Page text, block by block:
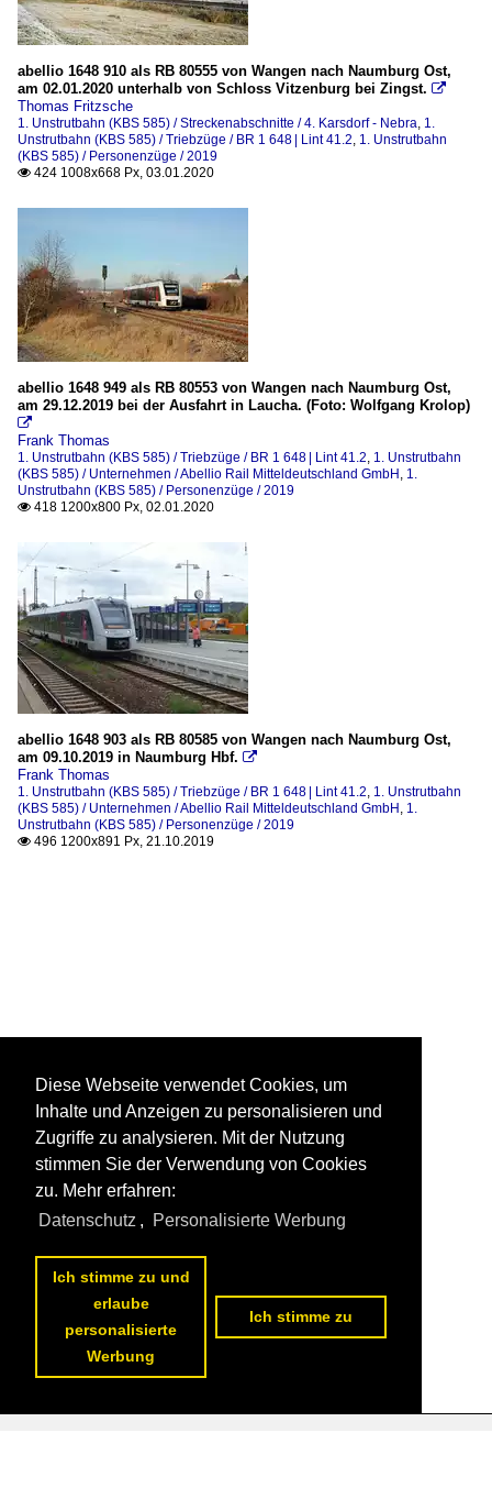
abellio 1648 910 als RB 80555 von Wangen nach Naumburg Ost,
am 02.01.2020 unterhalb von Schloss Vitzenburg bei Zingst. 
Thomas Fritzsche
1. Unstrutbahn (KBS 585) / Streckenabschnitte / 4. Karsdorf - Nebra 1.
Unstrutbahn (KBS 585) / Triebzüge / BR 1 648 | Lint 41.2 1. Unstrutbahn
(KBS 585) / Personenzüge / 2019
 424 1008x668 Px, 03.01.2020
abellio 1648 949 als RB 80553 von Wangen nach Naumburg Ost,
am 29.12.2019 bei der Ausfahrt in Laucha. (Foto: Wolfgang Krolop)

Frank Thomas
1. Unstrutbahn (KBS 585) / Triebzüge / BR 1 648 | Lint 41.2 1. Unstrutbahn
(KBS 585) / Unternehmen / Abellio Rail Mitteldeutschland GmbH 1.
Unstrutbahn (KBS 585) / Personenzüge / 2019
 418 1200x800 Px, 02.01.2020
abellio 1648 903 als RB 80585 von Wangen nach Naumburg Ost,
am 09.10.2019 in Naumburg Hbf. 
Frank Thomas
1. Unstrutbahn (KBS 585) / Triebzüge / BR 1 648 | Lint 41.2 1. Unstrutbahn
(KBS 585) / Unternehmen / Abellio Rail Mitteldeutschland GmbH 1.
Unstrutbahn (KBS 585) / Personenzüge / 2019
 496 1200x891 Px, 21.10.2019
Diese Webseite verwendet Cookies, um
Inhalte und Anzeigen zu personalisieren und
Zugriffe zu analysieren. Mit der Nutzung
stimmen Sie der Verwendung von Cookies
zu. Mehr erfahren:
Datenschutz , Personalisierte Werbung
Ich stimme zu und
erlaube
personalisierte
Werbung
Ich stimme zu